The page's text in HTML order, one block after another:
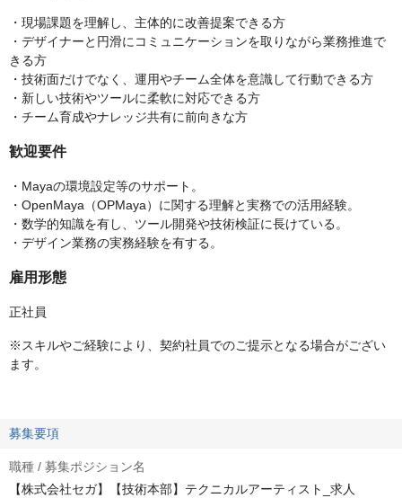
・現場課題を理解し、主体的に改善提案できる方
・デザイナーと円滑にコミュニケーションを取りながら業務推進で
きる方
・技術面だけでなく、運用やチーム全体を意識して行動できる方
・新しい技術やツールに柔軟に対応できる方
・チーム育成やナレッジ共有に前向きな方
歓迎要件
・Mayaの環境設定等のサポート。
・OpenMaya（OPMaya）に関する理解と実務での活用経験。
・数学的知識を有し、ツール開発や技術検証に長けている。
・デザイン業務の実務経験を有する。
雇用形態
正社員
※スキルやご経験により、契約社員でのご提示となる場合がござい
ます。
募集要項
職種 / 募集ポジション名
【株式会社セガ】【技術本部】テクニカルアーティスト_求人